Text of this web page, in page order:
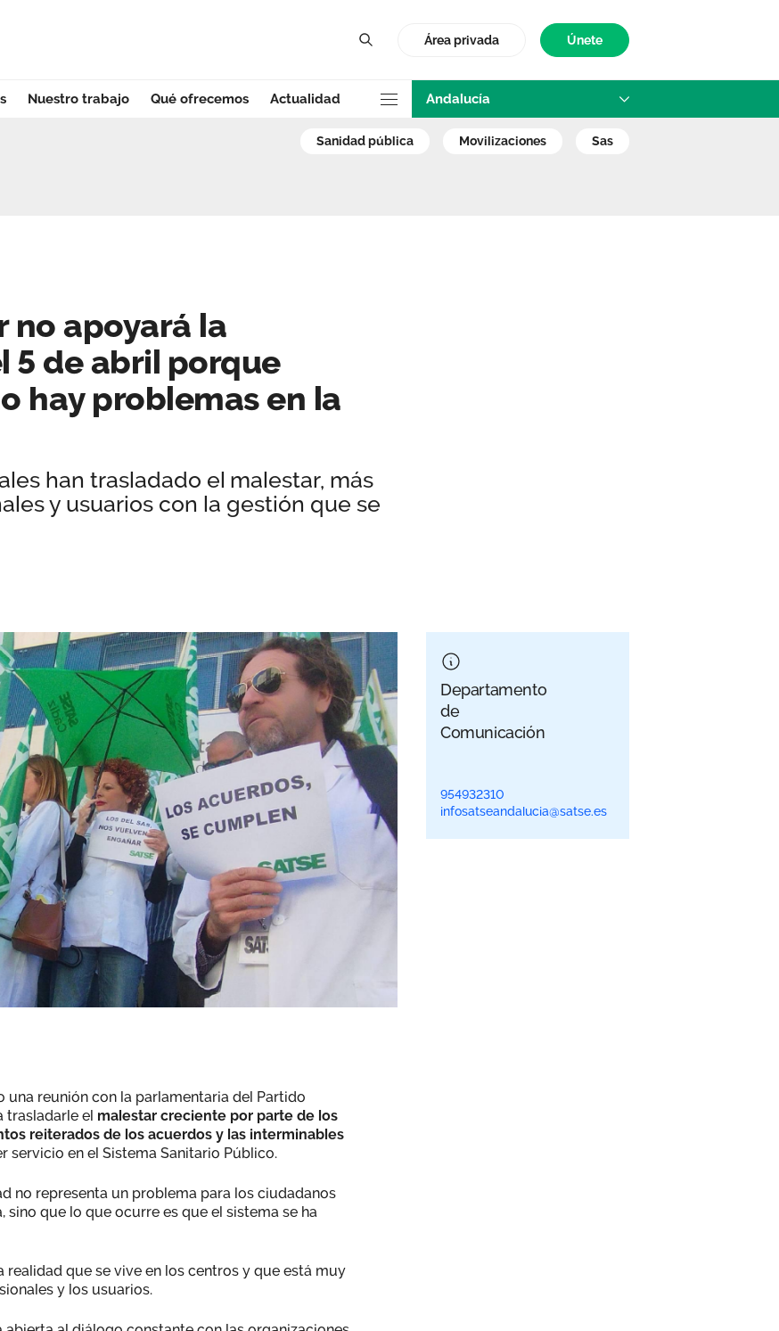
Área privada
Únete
Nuestro trabajo Qué ofrecemos Actualidad Andalucía
apoyará la manifestación del
sanidad pública movilizaciones sas
no apoyará la
5 de abril porque
hay problemas en la
han trasladado el malestar, más
y usuarios con la gestión que se
una reunión con la parlamentaria del Partido
trasladarle el malestar creciente por parte de los
reiterados de los acuerdos y las interminables
servicio en el Sistema Sanitario Público.
no representa un problema para los ciudadanos
que lo que ocurre es que el sistema se ha
realidad que se vive en los centros y que está muy
y los usuarios.
Departamento
de
Comunicación
954932310
infosatseandalucia@satse.es